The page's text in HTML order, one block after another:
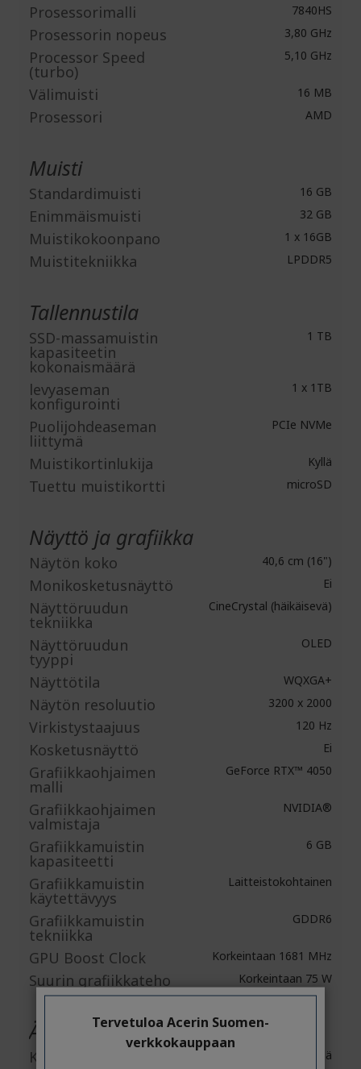
Prosessorimalli 7840HS
Prosessorin nopeus 3,80 GHz
Processor Speed
(turbo)
5,10 GHz
Välimuisti 16 MB
Prosessori AMD
Muisti
Standardimuisti 16 GB
Enimmäismuisti 32 GB
Muistikokoonpano 1 x 16GB
Muistitekniikka LPDDR5
Tallennustila
SSD-massamuistin
kapasiteetin
kokonaismäärä
1 TB
levyaseman
konfigurointi
1 x 1TB
Puolijohdeaseman
liittymä
PCIe NVMe
Muistikortinlukija Kyllä
Tuettu muistikortti microSD
Näyttö ja grafiikka
Näytön koko 40,6 cm (16")
Monikosketusnäyttö Ei
Näyttöruudun
tekniikka
CineCrystal (häikäisevä)
Näyttöruudun
tyyppi
OLED
Näyttötila WQXGA+
Näytön resoluutio 3200 x 2000
Virkistystaajuus 120 Hz
Kosketusnäyttö Ei
Grafiikkaohjaimen
malli
GeForce RTX™ 4050
Grafiikkaohjaimen
valmistaja
NVIDIA®
Grafiikkamuistin
kapasiteetti
6 GB
Grafiikkamuistin
käytettävyys
Laitteistokohtainen
Grafiikkamuistin
tekniikka
GDDR6
GPU Boost Clock Korkeintaan 1681 MHz
Suurin grafiikkateho Korkeintaan 75 W
Äänet
Kaiuttimet Kyllä
Tervetuloa Acerin Suomen-
verkkokauppaan